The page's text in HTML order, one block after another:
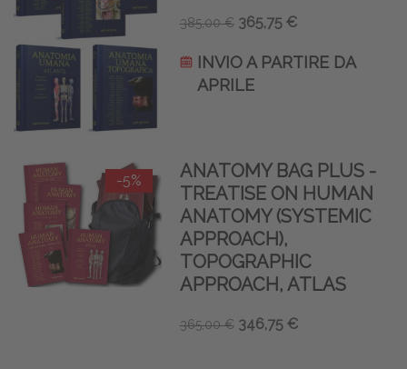
385,00 € 365,75 €
INVIO A PARTIRE DA
APRILE
-5%
ANATOMY BAG PLUS -
TREATISE ON HUMAN
ANATOMY (SYSTEMIC
APPROACH),
TOPOGRAPHIC
APPROACH, ATLAS
365,00 € 346,75 €